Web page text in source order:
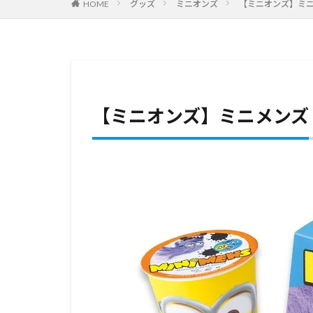
HOME グッズ ミニオンズ 【ミニオンズ】ミ
【ミニオンズ】ミニメンズ